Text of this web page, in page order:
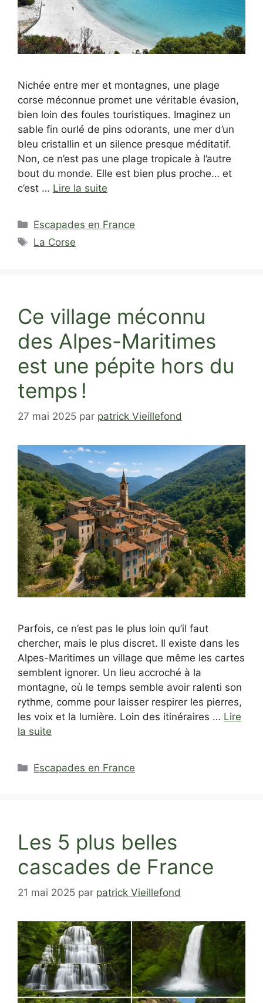
Nichée entre mer et montagnes, une plage
corse méconnue promet une véritable évasion,
bien loin des foules touristiques. Imaginez un
sable fin ourlé de pins odorants, une mer d’un
bleu cristallin et un silence presque méditatif.
Non, ce n’est pas une plage tropicale à l’autre
bout du monde. Elle est bien plus proche… et
c’est … Lire la suite
Catégories
Escapades en France
Étiquettes
La Corse
Ce village méconnu
des Alpes-Maritimes
est une pépite hors du
temps !
27 mai 2025 par patrick Vieillefond
Parfois, ce n’est pas le plus loin qu’il faut
chercher, mais le plus discret. Il existe dans les
Alpes-Maritimes un village que même les cartes
semblent ignorer. Un lieu accroché à la
montagne, où le temps semble avoir ralenti son
rythme, comme pour laisser respirer les pierres,
les voix et la lumière. Loin des itinéraires … Lire
la suite
Catégories
Escapades en France
Les 5 plus belles
cascades de France
21 mai 2025 par patrick Vieillefond